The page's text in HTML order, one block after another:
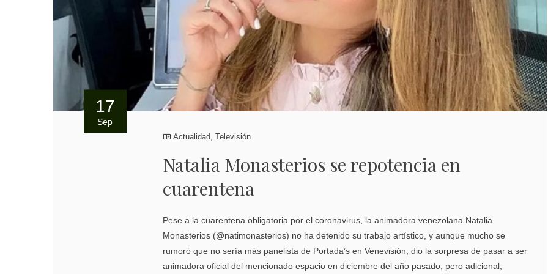
17
Sep
Actualidad,Televisión
Natalia Monasterios se repotencia en
cuarentena
Pese a la cuarentena obligatoria por el coronavirus, la animadora venezolana Natalia
Monasterios (@natimonasterios) no ha detenido su trabajo artístico, y aunque mucho se
rumoró que no sería más panelista de Portada’s en Venevisión, dio la sorpresa de pasar a ser
animadora oficial del mencionado espacio en diciembre del año pasado, pero adicional,